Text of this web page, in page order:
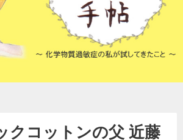
クコットンの父 近藤